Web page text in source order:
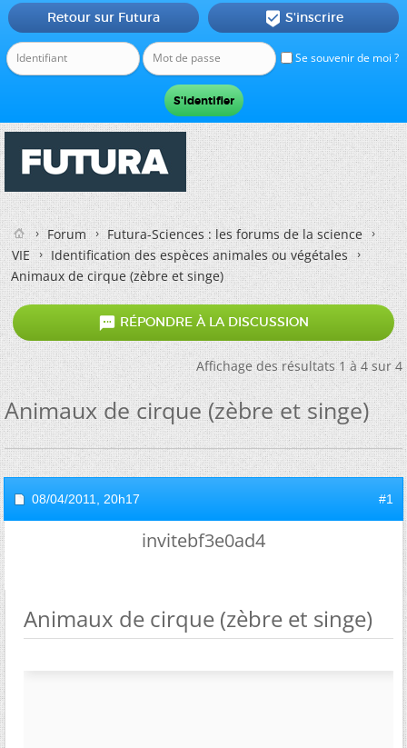
Se souvenir de moi ?
Retour sur Futura  S'inscrire
Forum
Futura-Sciences : les forums de la science
VIE
Identification des espèces animales ou végétales
Animaux de cirque (zèbre et singe)
 RÉPONDRE À LA DISCUSSION
Affichage des résultats 1 à 4 sur 4
Animaux de cirque (zèbre et singe)
08/04/2011, 20h17 #1
invitebf3e0ad4
Animaux de cirque (zèbre et singe)